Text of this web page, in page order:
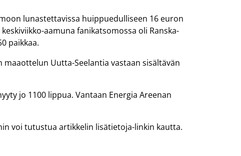
lunastettavissa huippuedulliseen 16 euron
aamuna fanikatsomossa oli Ranska-
paikkaa.
maaottelun Uutta-Seelantia vastaan sisältävän
jo 1100 lippua. Vantaan Energia Areenan
voi tutustua artikkelin lisätietoja-linkin kautta.